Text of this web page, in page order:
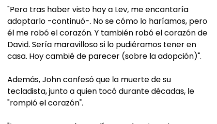
"Pero tras haber visto hoy a Lev, me encantaría
adoptarlo -continuó-. No se cómo lo haríamos, pero
él me robó el corazón. Y también robó el corazón de
David. Sería maravilloso si lo pudiéramos tener en
casa. Hoy cambié de parecer (sobre la adopción)".
Además, John confesó que la muerte de su
tecladista, junto a quien tocó durante décadas, le
"rompió el corazón".